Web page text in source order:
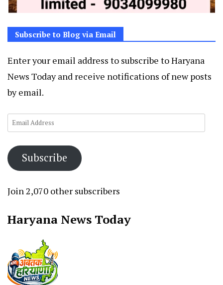
Subscribe to Blog via Email
Enter your email address to subscribe to Haryana
News Today and receive notifications of new posts
by email.
Email
Subscribe
Join 2,070 other subscribers
Haryana News Today